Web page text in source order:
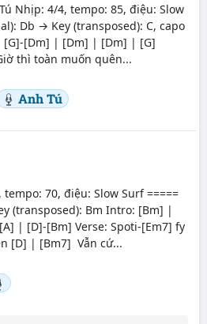
Nhịp: 4/4, tempo: 85, điệu: Slow
Db → Key (transposed): C, capo
[Dm] | [Dm] | [Dm] | [G]
thì toàn muốn quên...
Anh Tú
tempo: 70, điệu: Slow Surf =====
(transposed): Bm Intro: [Bm] |
| [D]-[Bm] Verse: Spoti-[Em7] fy
[D] | [Bm7] Vẫn cứ...